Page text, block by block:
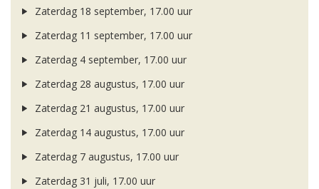
Zaterdag 18 september, 17.00 uur
Zaterdag 11 september, 17.00 uur
Zaterdag 4 september, 17.00 uur
Zaterdag 28 augustus, 17.00 uur
Zaterdag 21 augustus, 17.00 uur
Zaterdag 14 augustus, 17.00 uur
Zaterdag 7 augustus, 17.00 uur
Zaterdag 31 juli, 17.00 uur